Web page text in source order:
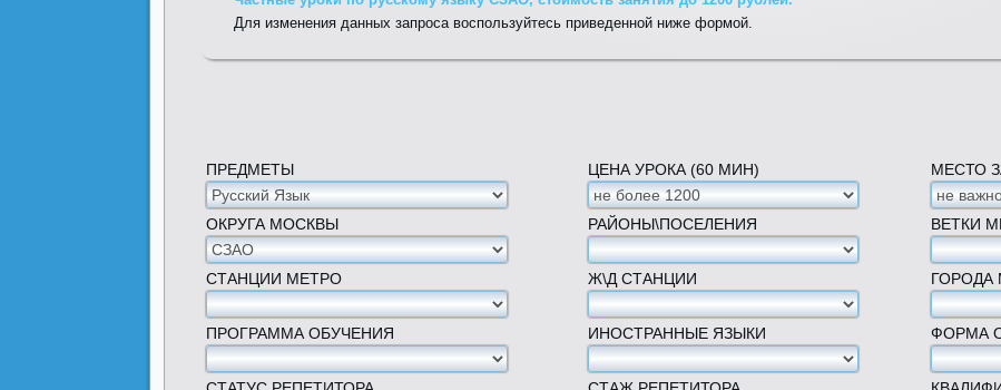
Для изменения данных запроса воспользуйтесь приведенной ниже формой.
ПРЕДМЕТЫ ЦЕНА УРОКА (60 МИН) МЕСТО
ОКРУГА МОСКВЫ РАЙОНЫ\ПОСЕЛЕНИЯ ВЕТКИ
СТАНЦИИ МЕТРО Ж\Д СТАНЦИИ ГОРОДА
ПРОГРАММА ОБУЧЕНИЯ ИНОСТРАННЫЕ ЯЗЫКИ ФОРМА